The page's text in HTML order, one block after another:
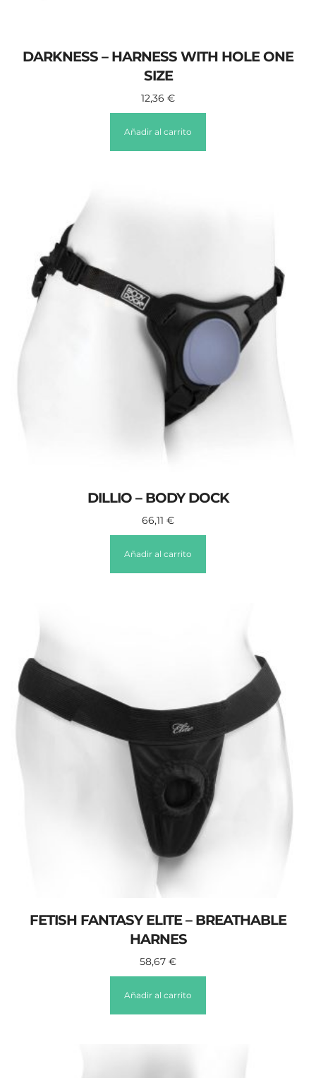
DARKNESS – HARNESS WITH HOLE ONE
SIZE
12,36 €
Añadir al carrito
DILLIO – BODY DOCK
66,11 €
Añadir al carrito
FETISH FANTASY ELITE – BREATHABLE
HARNES
58,67 €
Añadir al carrito